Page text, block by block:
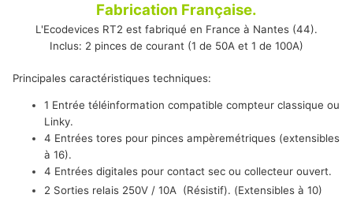
Fabrication Française.
L'Ecodevices RT2 est fabriqué en France à Nantes (44).
Inclus: 2 pinces de courant (1 de 50A et 1 de 100A)
Principales caractéristiques techniques:
1 Entrée téléinformation compatible compteur classique ou
Linky.
4 Entrées tores pour pinces ampèremétriques (extensibles
à 16).
4 Entrées digitales pour contact sec ou collecteur ouvert.
2 Sorties relais 250V / 10A (Résistif). (Extensibles à 10)